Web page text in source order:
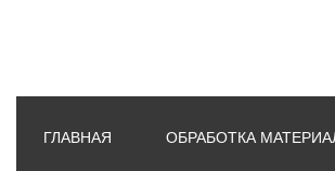
ГЛАВНАЯ ОБРАБОТКА